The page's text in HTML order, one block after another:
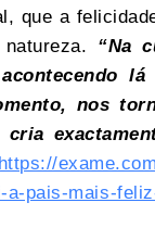
que a
“Na
nos
cria
https://
pais-mais-